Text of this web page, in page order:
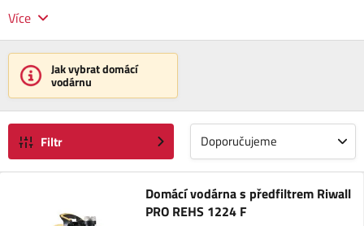
Více
Jak vybrat domácí
vodárnu
Filtr Doporučujeme
Domácí vodárna s předfiltrem Riwall
PRO REHS 1224 F